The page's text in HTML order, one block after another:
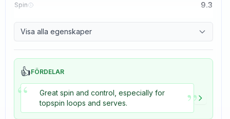
Spin 9.3
Control 8.7
Tackiness 8.2
Visa alla egenskaper
👍FÖRDELAR
“
Great spin and control, especially for
topspin loops and serves.
”